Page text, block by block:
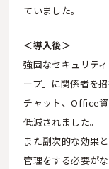
ていました。
＜導入後＞
強固なセキュリテ
ープ」に関係者を
チャット、Office
低減されました。
また副次的な効果
管理をする必要が